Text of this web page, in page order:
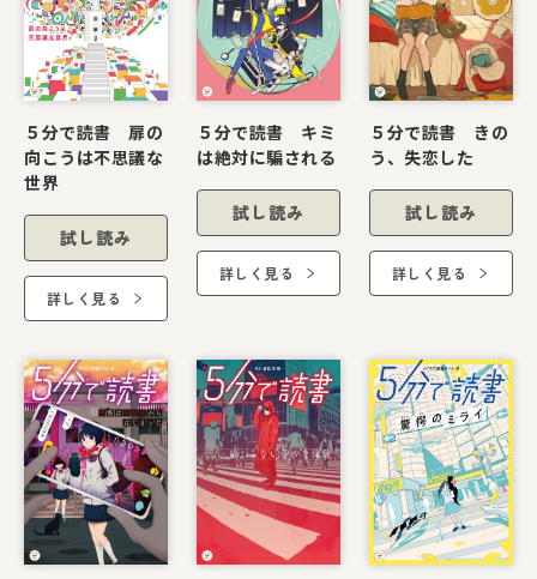
５分で読書 扉の
向こうは不思議な
世界
試し読み
詳しく見る
５分で読書 キミ
は絶対に騙される
試し読み
詳しく見る
５分で読書 きの
う、失恋した
試し読み
詳しく見る